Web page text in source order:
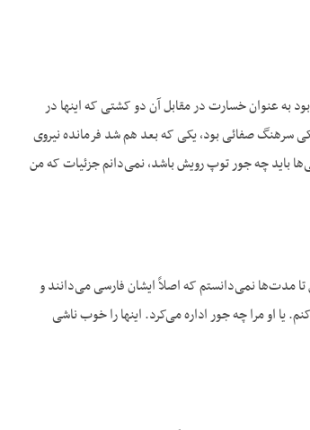
به عنوان خسارت در مقابل آن دو کشتی که اینها در
سرهنگ صفائی بود، یکی که بعد هم شد فرمانده نیروی
باید چه جور توپ رویش باشد، نمی‌دانم جزئیات که من
مدت‌ها نمی‌دانستم که اصلاً ایشان فارسی می‌دانند و
یا او مرا چه جور اداره می‌کرد. اینها را خوب ناشی